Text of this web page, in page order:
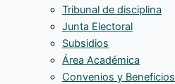
Tribunal de disciplina
Junta Electoral
Subsidios
Área Académica
Convenios y Beneficios